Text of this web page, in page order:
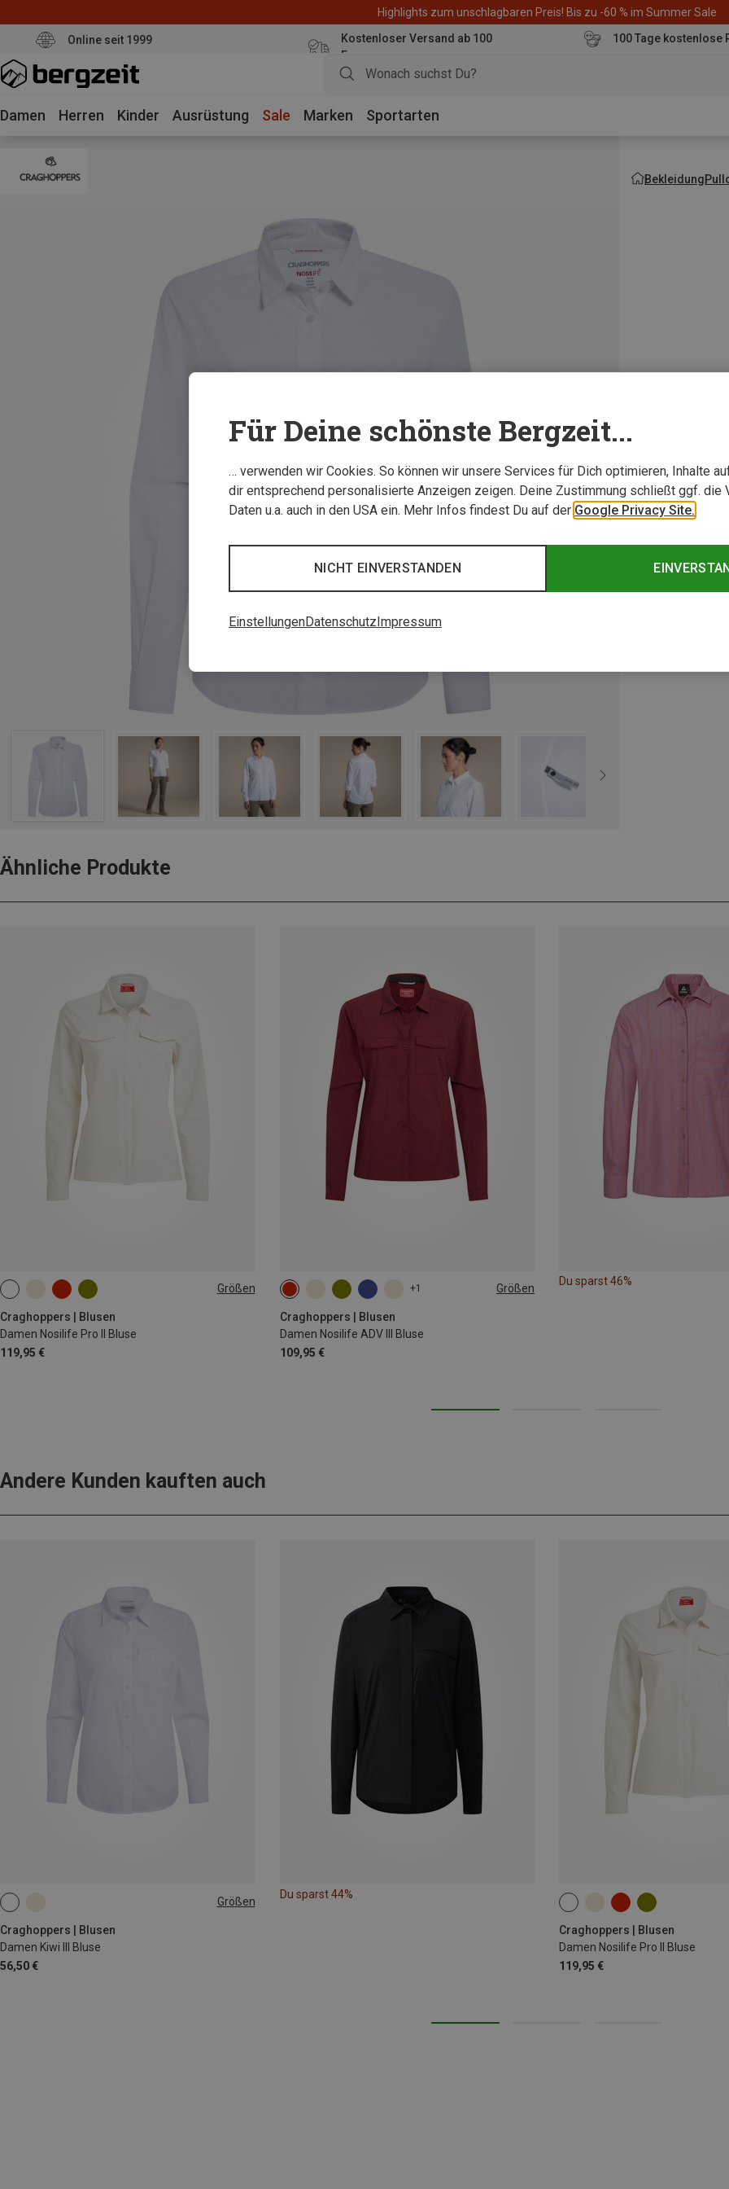
Highlights zum unschlagbaren Preis! Bis zu -60 % im Summer Sale
Online seit 1999
Kostenloser Versand ab 100
Euro
100 Tage kostenlose
Damen Herren Kinder Ausrüstung Sale Marken Sportarten
Bekleidung
Ähnliche Produkte
Größen
Craghoppers | Blusen
Damen Nosilife Pro II Bluse
119,95 €
+1 Größen
Craghoppers | Blusen
Damen Nosilife ADV III Bluse
109,95 €
XS M XL
Du sparst 46%
Andere Kunden kauften auch
Größen
Craghoppers | Blusen
Damen Kiwi III Bluse
56,50 €
Du sparst 44%
Craghoppers | Blusen
Damen Nosilife Pro II Bluse
119,95 €
Für Deine schönste Bergzeit...
… verwenden wir Cookies. So können wir unsere Services für Dich optimieren, Inhalte
dir entsprechend personalisierte Anzeigen zeigen. Deine Zustimmung schließt ggf. die
Daten u.a. auch in den USA ein. Mehr Infos findest Du auf der Google Privacy Site.
NICHT EINVERSTANDEN
EinstellungenDatenschutz Impressum